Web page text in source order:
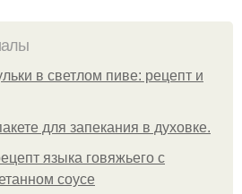
в светлом пиве: рецепт и
для запекания в духовке.
языка говяжьего с
соусе